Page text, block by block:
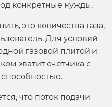
конкретные нужды.
это количества газа,
Для условий
газовой плитой и
хватит счетчика с
что поток подачи